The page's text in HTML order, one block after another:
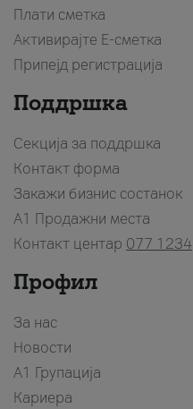
Плати сметка
Активирајте Е-сметка
Припејд регистрација
Поддршка
Секција за поддршка
Контакт форма
Закажи бизнис состанок
A1 Продажни места
Контакт центар 077 1234
Профил
За нас
Новости
А1 Групација
Кариера